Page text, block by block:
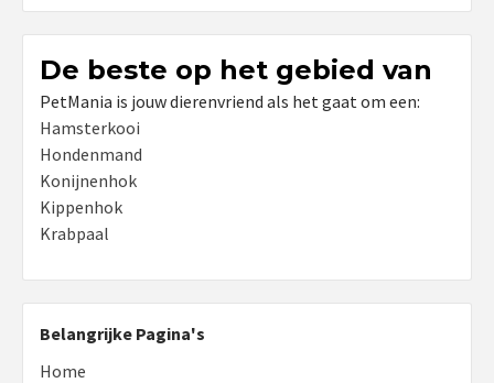
De beste op het gebied van
PetMania is jouw dierenvriend als het gaat om een:
Hamsterkooi
Hondenmand
Konijnenhok
Kippenhok
Krabpaal
Belangrijke Pagina's
Home